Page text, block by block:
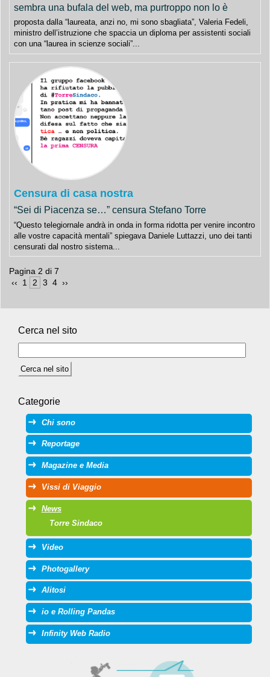
sembra una bufala del web, ma purtroppo non lo è
proposta dalla “laureata, anzi no, mi sono sbagliata”, Valeria Fedeli,
ministro dell’istruzione che spaccia un diploma per assistenti sociali
con una “laurea in scienze sociali”...
Censura di casa nostra
“Sei di Piacenza se…” censura Stefano Torre
“Questo telegiornale andrà in onda in forma ridotta per venire incontro
alle vostre capacità mentali” spiegava Daniele Luttazzi, uno dei tanti
censurati dal nostro sistema...
Pagina 2 di 7
‹‹
1 2 3 4 ››
Cerca nel sito
Categorie
Chi sono
Reportage
Magazine e Media
Vissi di Viaggio
News
Torre Sindaco
Video
Photogallery
Alitosi
io e Rolling Pandas
Infinity Web Radio